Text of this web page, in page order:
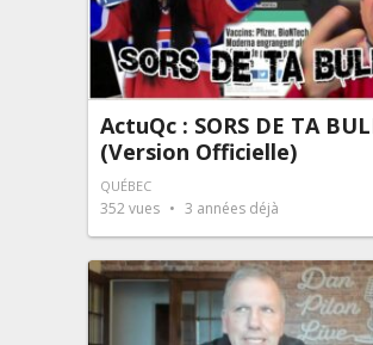
ActuQc : SORS DE TA
(Version Officielle)
QUÉBEC
352vues 3 années déjà